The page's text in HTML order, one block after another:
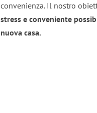
convenienza. Il nostro
stress e conveniente
nuova casa.